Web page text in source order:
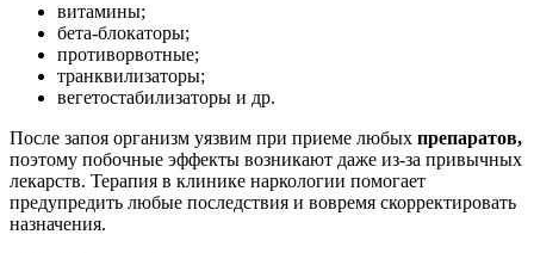
витамины;
бета-блокаторы;
противорвотные;
транквилизаторы;
вегетостабилизаторы и др.
После запоя организм уязвим при приеме любых препаратов,
поэтому побочные эффекты возникают даже из-за привычных
лекарств. Терапия в клинике наркологии помогает
предупредить любые последствия и вовремя скорректировать
назначения.